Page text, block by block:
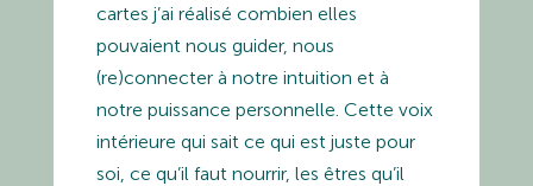
cartes j’ai réalisé combien elles
pouvaient nous guider, nous
(re)connecter à notre intuition et à
notre puissance personnelle. Cette voix
intérieure qui sait ce qui est juste pour
soi, ce qu’il faut nourrir, les êtres qu’il